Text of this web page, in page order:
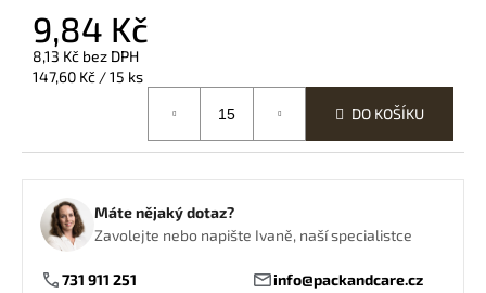
9,84 Kč
8,13 Kč bez DPH
Měrná
147,60 Kč / 15 ks
DO KOŠÍKU
Máte nějaký dotaz?
Zavolejte nebo napište Ivaně, naší specialistce
731 911 251 info@packandcare.cz
o
p
o
u
j
m